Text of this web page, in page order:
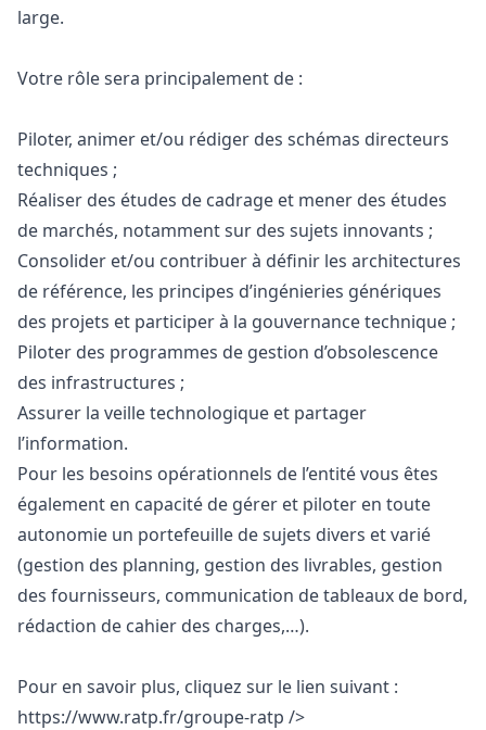
large.
Votre rôle sera principalement de :
Piloter, animer et/ou rédiger des schémas directeurs
techniques ;
Réaliser des études de cadrage et mener des études
de marchés, notamment sur des sujets innovants ;
Consolider et/ou contribuer à définir les architectures
de référence, les principes d’ingénieries génériques
des projets et participer à la gouvernance technique ;
Piloter des programmes de gestion d’obsolescence
des infrastructures ;
Assurer la veille technologique et partager
l’information.
Pour les besoins opérationnels de l’entité vous êtes
également en capacité de gérer et piloter en toute
autonomie un portefeuille de sujets divers et varié
(gestion des planning, gestion des livrables, gestion
des fournisseurs, communication de tableaux de bord,
rédaction de cahier des charges,…).
Pour en savoir plus, cliquez sur le lien suivant :
https://www.ratp.fr/groupe-ratp />